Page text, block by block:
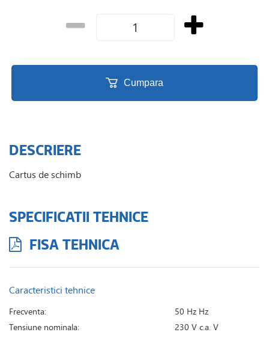
Cumpara
DESCRIERE
Cartus de schimb
SPECIFICATII TEHNICE
FISA TEHNICA
Caracteristici tehnice
Frecventa:
50 Hz Hz
Tensiune nominala:
230 V c.a. V